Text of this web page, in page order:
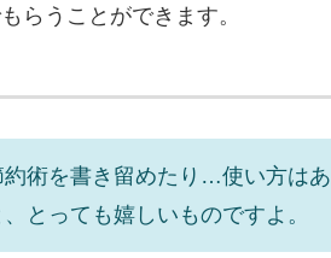
らうことができます。
術を書き留めたり…使い方はあ
とっても嬉しいものですよ。